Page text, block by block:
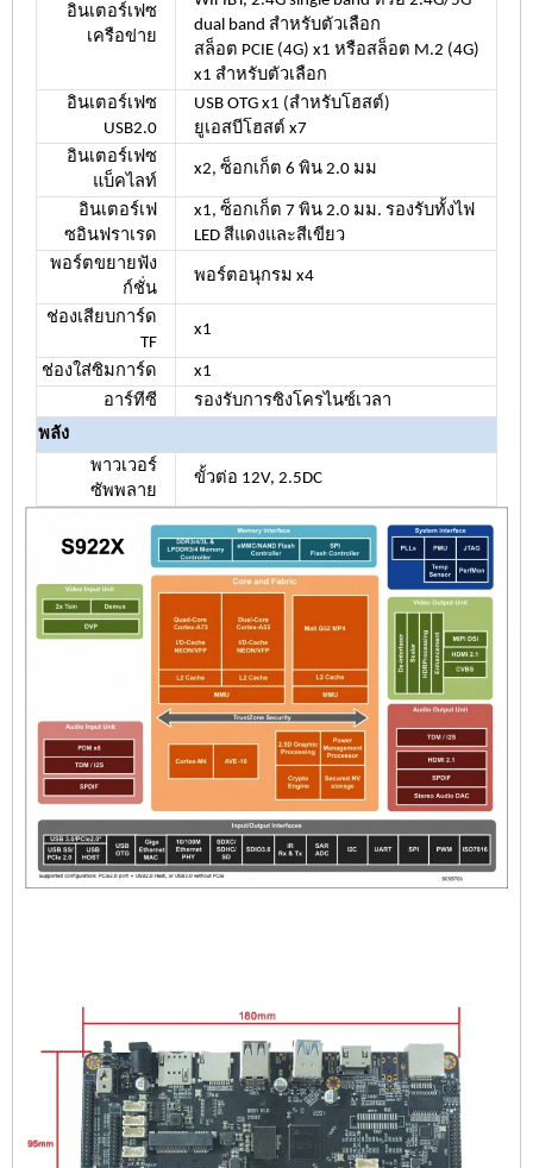
อินเตอร์เฟซ
เครือข่าย
dual band สำหรับตัวเลือก
สล็อต PCIE (4G) x1 หรือสล็อต M.2 (4G)
x1 สำหรับตัวเลือก
อินเตอร์เฟซ
USB2.0
USB OTG x1 (สำหรับโฮสต์)
ยูเอสบีโฮสต์ x7
อินเตอร์เฟซ
แบ็คไลท์
x2, ซ็อกเก็ต 6 พิน 2.0 มม
อินเตอร์เฟ
ซอินฟราเรด
x1, ซ็อกเก็ต 7 พิน 2.0 มม. รองรับทั้งไฟ
LED สีแดงและสีเขียว
พอร์ตขยายฟัง
ก์ชั่น
พอร์ตอนุกรม x4
ช่องเสียบการ์ด
TF
x1
ช่องใส่ซิมการ์ด
x1
อาร์ทีซี
รองรับการซิงโครไนซ์เวลา
พลัง
พาวเวอร์
ซัพพลาย
ขั้วต่อ 12V, 2.5DC